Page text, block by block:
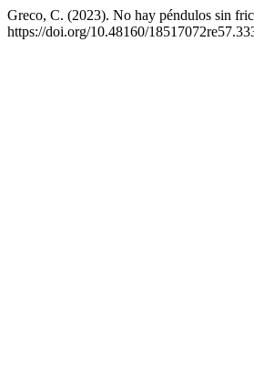
Greco, C. (2023). No hay péndulos sin
https://doi.org/10.48160/